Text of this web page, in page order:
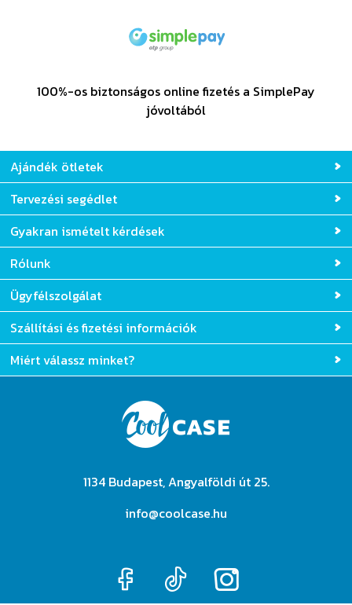
100%-os biztonságos online fizetés a SimplePay
jóvoltából
Ajándék ötletek
Tervezési segédlet
Gyakran ismételt kérdések
Rólunk
Ügyfélszolgálat
Szállítási és fizetési információk
Miért válassz minket?
1134 Budapest, Angyalföldi út 25.
info@coolcase.hu